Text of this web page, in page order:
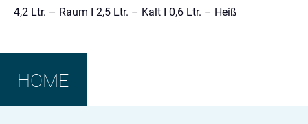
4,2 Ltr. – Raum I 2,5 Ltr. – Kalt I 0,6 Ltr. – Heiß
HOME
OFFICE